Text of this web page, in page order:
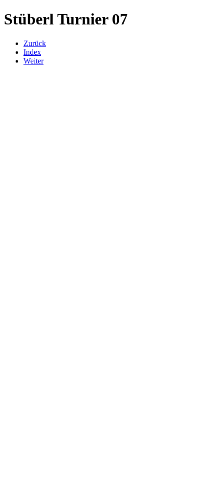
Stüberl Turnier 07
Zurück
Index
Weiter